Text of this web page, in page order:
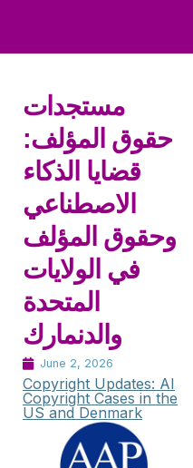
مستجدات
حقوق المؤلف:
قضايا الذكاء
الاصطناعي
وحقوق المؤلف
في الولايات
المتحدة
والدنمارك
June 2, 2026
Copyright Updates: AI
Copyright Cases in the
US and Denmark